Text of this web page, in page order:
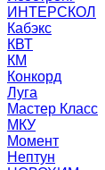
ИНТЕРСКОЛ
Кабэкс
КВТ
КМ
Конкорд
Луга
Мастер Класс
МКУ
Момент
Нептун